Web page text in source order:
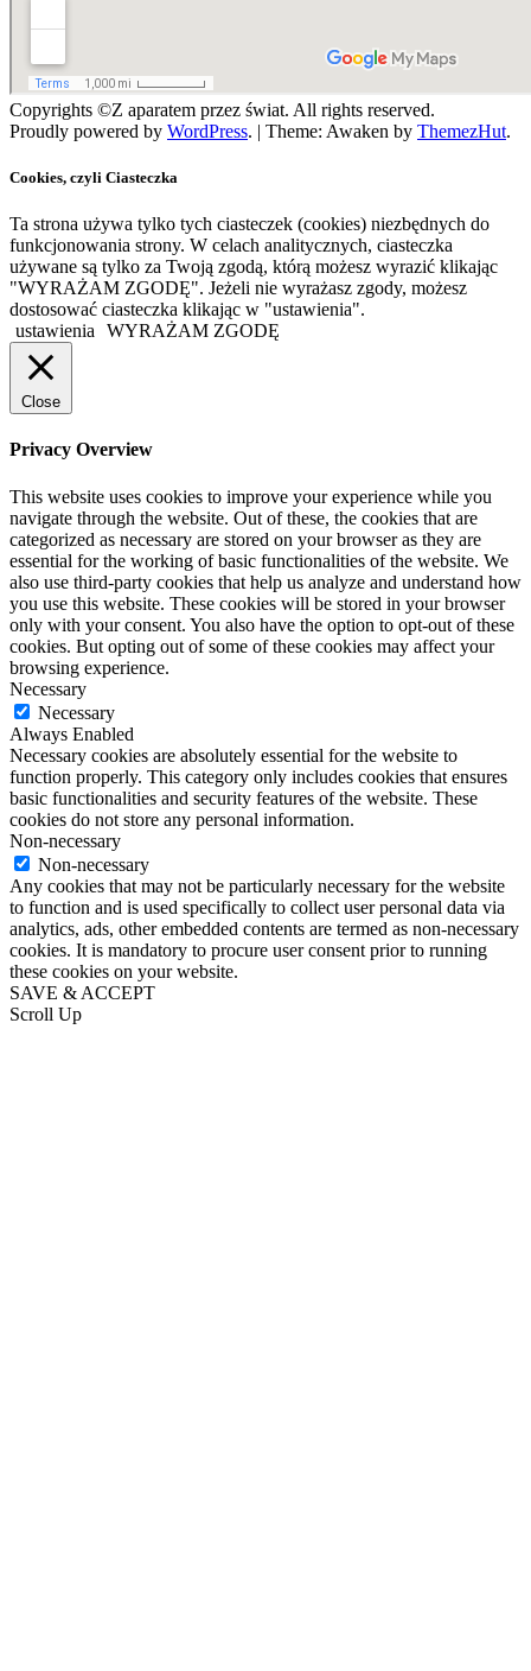
Copyrights ©Z aparatem przez świat. All rights reserved.
Proudly powered by WordPress. | Theme: Awaken by ThemezHut.
Cookies, czyli Ciasteczka
Ta strona używa tylko tych ciasteczek (cookies) niezbędnych do
funkcjonowania strony. W celach analitycznych, ciasteczka
używane są tylko za Twoją zgodą, którą możesz wyrazić klikając
"WYRAŻAM ZGODĘ". Jeżeli nie wyrażasz zgody, możesz
dostosować ciasteczka klikając w "ustawienia".
ustawienia
WYRAŻAM ZGODĘ
Close
Privacy Overview
This website uses cookies to improve your experience while you
navigate through the website. Out of these, the cookies that are
categorized as necessary are stored on your browser as they are
essential for the working of basic functionalities of the website. We
also use third-party cookies that help us analyze and understand how
you use this website. These cookies will be stored in your browser
only with your consent. You also have the option to opt-out of these
cookies. But opting out of some of these cookies may affect your
browsing experience.
Necessary
Necessary
Always Enabled
Necessary cookies are absolutely essential for the website to
function properly. This category only includes cookies that ensures
basic functionalities and security features of the website. These
cookies do not store any personal information.
Non-necessary
Non-necessary
Any cookies that may not be particularly necessary for the website
to function and is used specifically to collect user personal data via
analytics, ads, other embedded contents are termed as non-necessary
cookies. It is mandatory to procure user consent prior to running
these cookies on your website.
SAVE & ACCEPT
Scroll Up